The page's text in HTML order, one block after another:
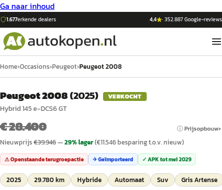
Ga naar inhoud
1.677erkende dealers 4,4 ·352.887Google-reviews
Home›Occasions›Peugeot›Peugeot 2008
Peugeot 2008(2025) VERKOCHT
Hybrid 145 e-DCS6 GT
€ 28.400 ⓘ Prijsopbouw
Nieuwprijs€39.946—29% lager(€11.546besparing t.o.v. nieuw)
⚠ Openstaande terugroepactie ✈ Geïmporteerd ✓ APK totmei 2029
2025 29.780 km Hybride Automaat Suv Gris Artense